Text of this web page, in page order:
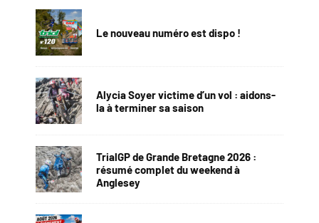
Le nouveau numéro est dispo !
Alycia Soyer victime d’un vol : aidons-
la à terminer sa saison
TrialGP de Grande Bretagne 2026 :
résumé complet du weekend à
Anglesey